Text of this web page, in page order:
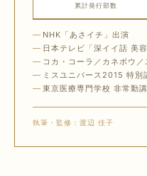
累計発行部数
NHK「あさイチ」出演
日本テレビ「深イイ話 美
コカ・コーラ／カネボウ
ミスユニバース2015 特別
東京医療専門学校 非常勤
執筆・監修：渡辺 佳子